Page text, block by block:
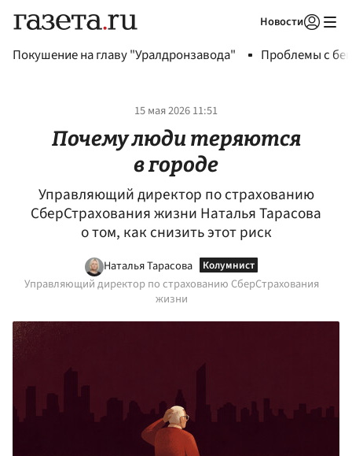
Новости
Покушение на главу "Уралдронзавода" Проблемы с
15 мая 2026 11:51
Почему люди теряются
в городе
Управляющий директор по страхованию
СберСтрахования жизни Наталья Тарасова
о том, как снизить этот риск
Наталья Тарасова
Управляющий директор по страхованию СберСтрахования
жизни